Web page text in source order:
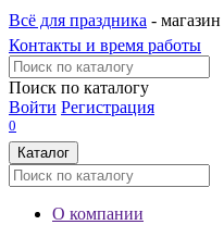
Всё для праздника - магазин
Контакты и время работы
Поиск по каталогу
Войти Регистрация
0
Каталог
О компании